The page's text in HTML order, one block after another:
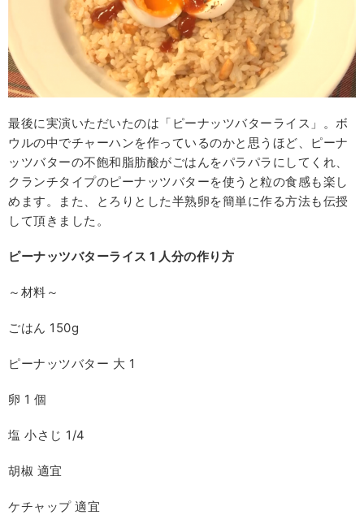
最後に実演いただいたのは「ピーナッツバターライス」。ボ
ウルの中でチャーハンを作っているのかと思うほど、ピーナ
ッツバターの不飽和脂肪酸がごはんをパラパラにしてくれ、
クランチタイプのピーナッツバターを使うと粒の食感も楽し
めます。また、とろりとした半熟卵を簡単に作る方法も伝授
して頂きました。
ピーナッツバターライス 1 人分の作り方
～材料～
ごはん 150g
ピーナッツバター 大 1
卵 1 個
塩 小さじ 1/4
胡椒 適宜
ケチャップ 適宜